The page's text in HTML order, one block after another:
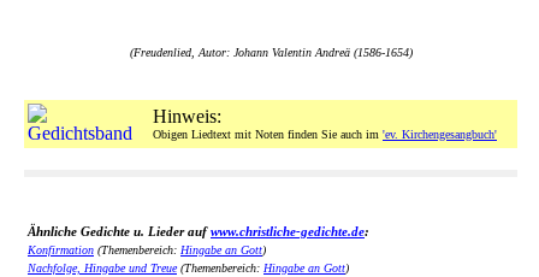
(Freudenlied, Autor: Johann Valentin Andreä (1586-1654)
Hinweis:
Obigen Liedtext mit Noten finden Sie auch im 'ev. Kirchengesangbuch'
Ähnliche Gedichte u. Lieder aufwww.christliche-gedichte.de:
Konfirmation (Themenbereich: Hingabe an Gott)
Nachfolge, Hingabe und Treue(Themenbereich: Hingabe an Gott)